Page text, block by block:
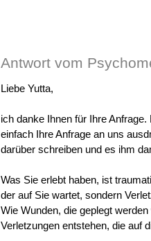
Antwort vom
Liebe Yutta,
ich danke Ihnen für Ihre
einfach Ihre Anfrage an uns
darüber schreiben und es ihm
Was Sie erlebt haben, ist
der auf Sie wartet, sondern
Wie Wunden, die geplegt
Verletzungen entstehen, die auf